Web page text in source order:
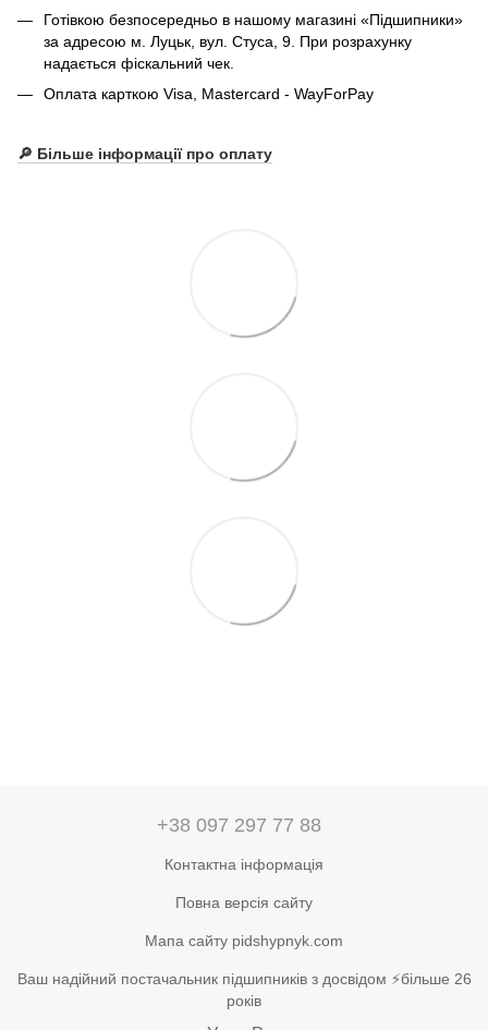
Готівкою безпосередньо в нашому магазині «Підшипники»
за адресою м. Луцьк, вул. Стуса, 9. При розрахунку
надається фіскальний чек.
Оплата карткою Visa, Mastercard - WayForPay
🔎 Більше інформації про оплату
+38 097 297 77 88
Контактна інформація
Повна версія сайту
Мапа сайту pidshypnyk.com
Ваш надійний постачальник підшипників з досвідом ⚡більше 26
років